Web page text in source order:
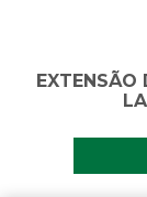
EXTENSÃO